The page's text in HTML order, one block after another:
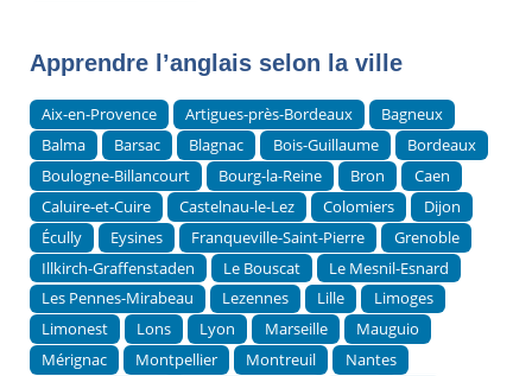
Apprendre l’anglais selon la ville
Aix-en-Provence Artigues-près-Bordeaux
Bagneux
Balma
Barsac Blagnac Bois-Guillaume
Bordeaux
Boulogne-Billancourt
Bourg-la-Reine Bron
Caen
Caluire-et-Cuire
Castelnau-le-Lez Colomiers
Dijon
Écully
Eysines Franqueville-Saint-Pierre
Grenoble
Illkirch-Graffenstaden
Le Bouscat
Le Mesnil-Esnard
Les Pennes-Mirabeau
Lezennes Lille
Limoges
Limonest
Lons Lyon Marseille
Mauguio
Mérignac
Montpellier Montreuil
Nantes